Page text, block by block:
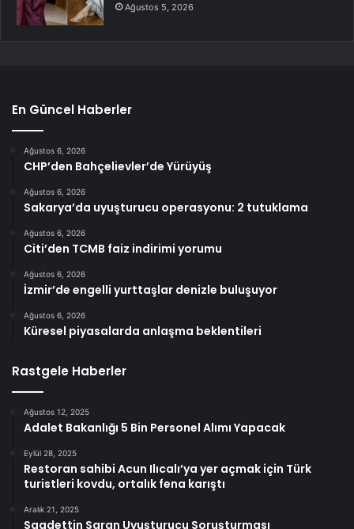
Ağustos 5, 2026
En Güncel Haberler
Ağustos 6, 2026
CHP’den Bahçelievler’de Yürüyüş
Ağustos 6, 2026
Sakarya’da uyuşturucu operasyonu: 2 tutuklama
Ağustos 6, 2026
Citi’den TCMB faiz indirimi yorumu
Ağustos 6, 2026
İzmir’de engelli yurttaşlar denizle buluşuyor
Ağustos 6, 2026
Küresel piyasalarda anlaşma beklentileri
Rastgele Haberler
Ağustos 12, 2025
Adalet Bakanlığı 5 Bin Personel Alımı Yapacak
Eylül 28, 2025
Restoran sahibi Acun Ilıcalı’ya yer açmak için Türk
turistleri kovdu, ortalık fena karıştı
Aralık 21, 2025
Saadettin Saran Uyuşturucu Soruşturması